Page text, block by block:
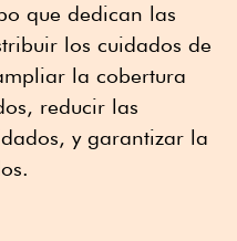
que dedican las
los cuidados de
la cobertura
reducir las
y garantizar la